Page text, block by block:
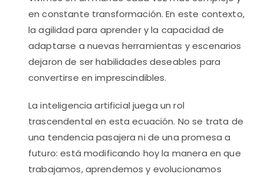
en constante transformación. En este contexto,
la agilidad para aprender y la capacidad de
adaptarse a nuevas herramientas y escenarios
dejaron de ser habilidades deseables para
convertirse en imprescindibles.
La inteligencia artificial juega un rol
trascendental en esta ecuación. No se trata de
una tendencia pasajera ni de una promesa a
futuro: está modificando hoy la manera en que
trabajamos, aprendemos y evolucionamos